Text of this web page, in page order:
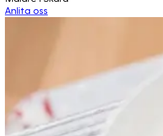
Anlita oss